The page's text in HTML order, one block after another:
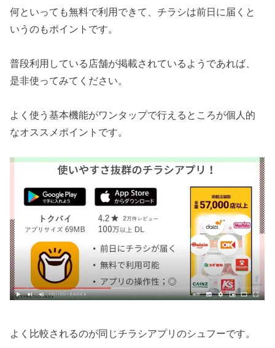
何といっても無料で利用できて、チラシは前日に届くと
いうのもポイントです。
普段利用している店舗が掲載されているようであれば、
是非使ってみてください。
よく使う基本機能がワンタップで行えるところが個人的
なオススメポイントです。
よく比較されるのが同じチラシアプリのシュフーです。